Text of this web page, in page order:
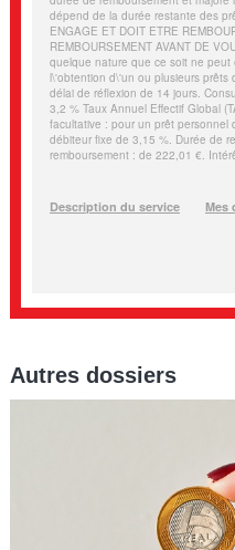
Autres dossiers